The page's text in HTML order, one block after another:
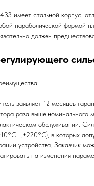
имеет стальной корпус,
параболической формой
должен
заявляет 12 месяцев
раза выше номинального
обслуживании.
…+220°С), в которых
устройства. Заказчик
на изменения